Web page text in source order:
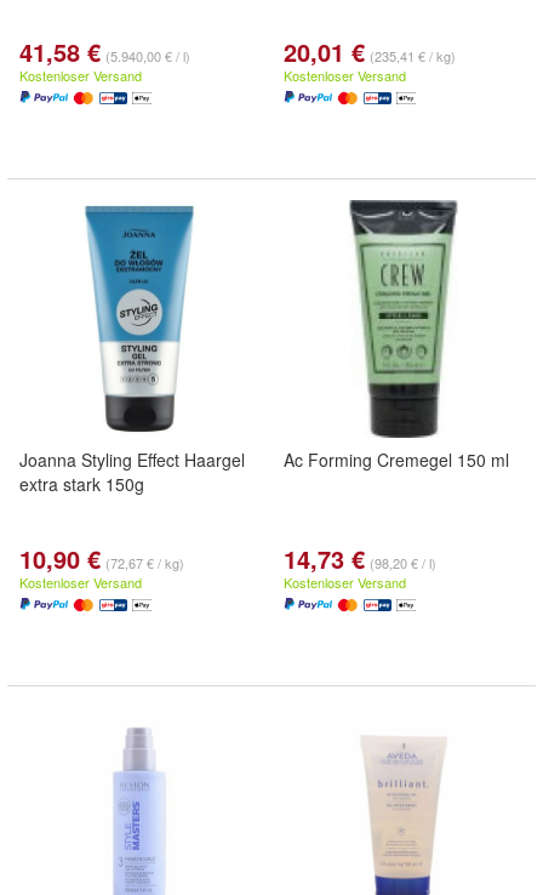
41,58 € (5.940,00 € / l)
Kostenloser Versand
20,01 € (235,41 € / kg)
Kostenloser Versand
Joanna Styling Effect Haargel
extra stark 150g
10,90 € (72,67 € / kg)
Kostenloser Versand
Ac Forming Cremegel 150 ml
14,73 € (98,20 € / l)
Kostenloser Versand